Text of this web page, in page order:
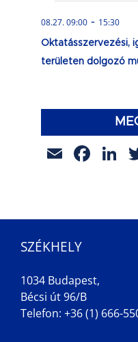
08.27. 09:00 - 15:30
Oktatásszervezési,
területen dolgozó
Email
SZÉKHELY
1034 Budapest,
Bécsi út 96/B
Telefon: +36 (1) 666-